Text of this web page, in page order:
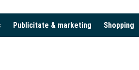
Publicitate & marketing Shopping